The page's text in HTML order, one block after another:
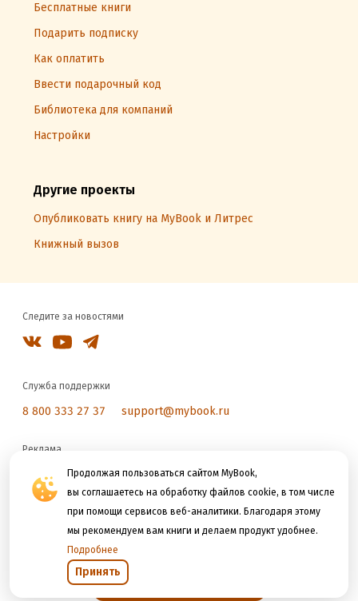
Продолжая пользоваться сайтом MyBook,
вы соглашаетесь на обработку файлов cookie, в том числе
при помощи сервисов веб-аналитики. Благодаря этому
мы рекомендуем вам книги и делаем продукт удобнее.
Подробнее
Принять
Бесплатные книги
Подарить подписку
Как оплатить
Ввести подарочный код
Библиотека для компаний
Настройки
Другие проекты
Опубликовать книгу на MyBook и Литрес
Книжный вызов
Следите за новостями
Служба поддержки
8 800 333 27 37 support@mybook.ru
Реклама
reklama@litres.ru
Мы принимаем к оплате
Открыть в приложении